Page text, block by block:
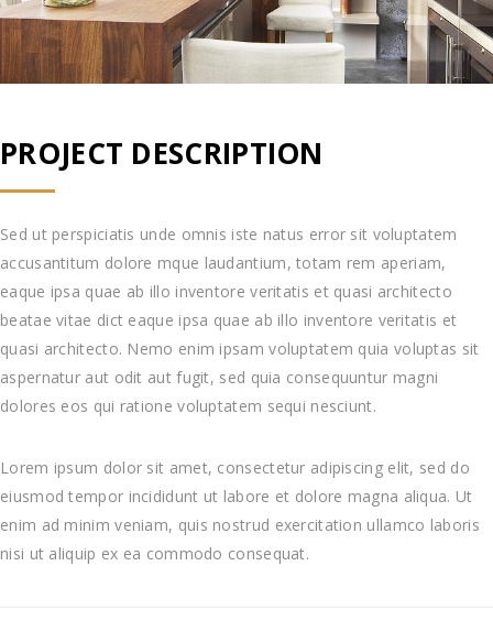
PROJECT DESCRIPTION
Sed ut perspiciatis unde omnis iste natus error sit voluptatem
accusantitum dolore mque laudantium, totam rem aperiam,
eaque ipsa quae ab illo inventore veritatis et quasi architecto
beatae vitae dict eaque ipsa quae ab illo inventore veritatis et
quasi architecto. Nemo enim ipsam voluptatem quia voluptas sit
aspernatur aut odit aut fugit, sed quia consequuntur magni
dolores eos qui ratione voluptatem sequi nesciunt.
Lorem ipsum dolor sit amet, consectetur adipiscing elit, sed do
eiusmod tempor incididunt ut labore et dolore magna aliqua. Ut
enim ad minim veniam, quis nostrud exercitation ullamco laboris
nisi ut aliquip ex ea commodo consequat.